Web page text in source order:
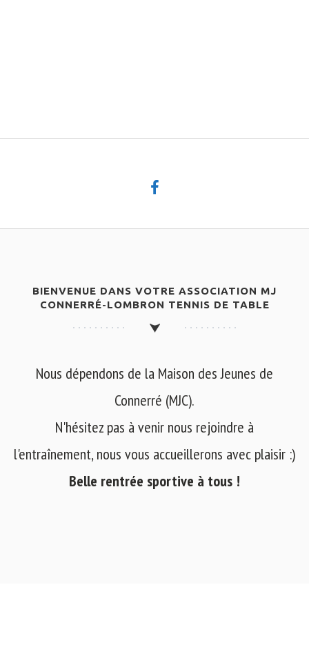
BIENVENUE DANS VOTRE ASSOCIATION MJ
CONNERRÉ-LOMBRON TENNIS DE TABLE
Nous dépendons de la Maison des Jeunes de
Connerré (MJC).
N'hésitez pas à venir nous rejoindre à
l'entraînement, nous vous accueillerons avec plaisir :)
Belle rentrée sportive à tous !